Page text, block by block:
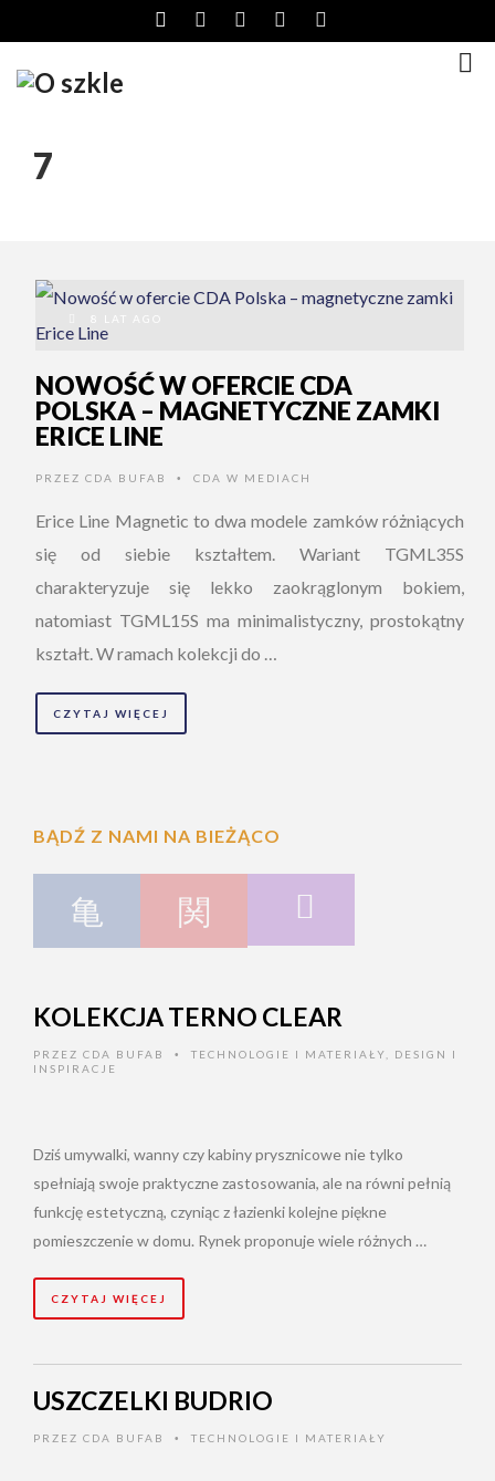
7
8 LAT AGO
NOWOŚĆ W OFERCIE CDA
POLSKA – MAGNETYCZNE ZAMKI
ERICE LINE
PRZEZ CDA BUFAB • CDA W MEDIACH
Erice Line Magnetic to dwa modele zamków różniących
się od siebie kształtem. Wariant TGML35S
charakteryzuje się lekko zaokrąglonym bokiem,
natomiast TGML15S ma minimalistyczny, prostokątny
kształt. W ramach kolekcji do …
CZYTAJ WIĘCEJ
BĄDŹ Z NAMI NA BIEŻĄCO
KOLEKCJA TERNO CLEAR
PRZEZ CDA BUFAB • TECHNOLOGIE I MATERIAŁY
DESIGN I
INSPIRACJE
Dziś umywalki, wanny czy kabiny prysznicowe nie tylko
spełniają swoje praktyczne zastosowania, ale na równi pełnią
funkcję estetyczną, czyniąc z łazienki kolejne piękne
pomieszczenie w domu. Rynek proponuje wiele różnych …
CZYTAJ WIĘCEJ
USZCZELKI BUDRIO
PRZEZ CDA BUFAB • TECHNOLOGIE I MATERIAŁY